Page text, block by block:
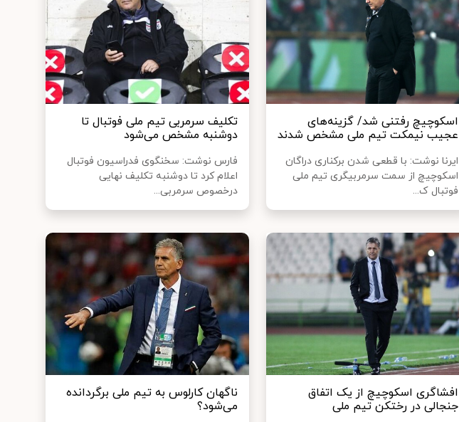
اسکوچیچ رفتنی شد/ گزینه‌های
عجیب نیمکت تیم ملی مشخص شدند
ایرنا نوشت: با قطعی شدن برکناری دراگان
اسکوچیچ از سمت سرمربیگری تیم ملی
فوتبال ک...
تکلیف سرمربی تیم ملی فوتبال تا
دوشنبه مشخص می‌شود
فارس نوشت: سخنگوی فدراسیون فوتبال
اعلام کرد تا دوشنبه تکلیف نهایی
درخصوص سرمربی...
افشاگری اسکوچیچ از یک اتفاق
جنجالی در رختکن تیم ملی
ناگهان کارلوس به تیم ملی برگردانده
می‌شود؟